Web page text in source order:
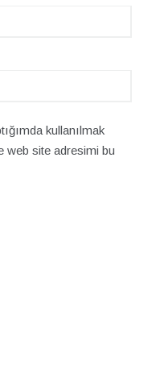
kullanılmak
web site adresimi bu